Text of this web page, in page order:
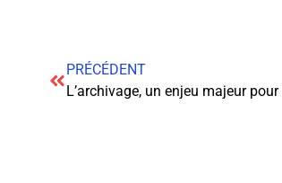
PRÉCÉDENT